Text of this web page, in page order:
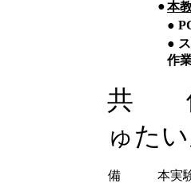
●本
●
●
作
共 催
ゅた
備
本実